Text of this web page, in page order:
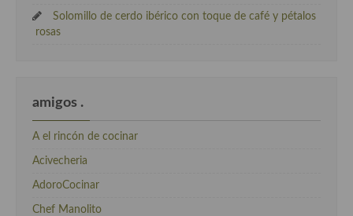
Solomillo de cerdo ibérico con toque de café y pétalos
rosas
amigos .
A el rincón de cocinar
Acivecheria
AdoroCocinar
Chef Manolito